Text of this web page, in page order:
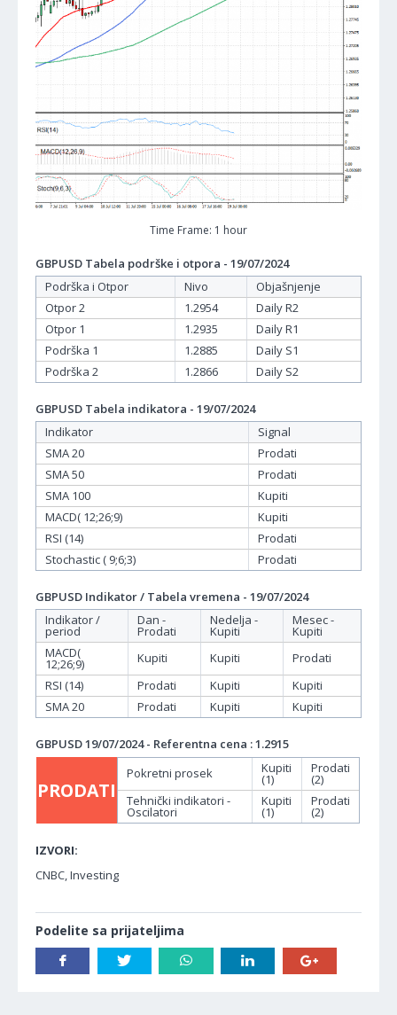
Time Frame: 1 hour
GBPUSD Tabela podrške i otpora - 19/07/2024
Podrška i Otpor
Nivo
Objašnjenje
Otpor 2
1.2954
Daily R2
Otpor 1
1.2935
Daily R1
Podrška 1
1.2885
Daily S1
Podrška 2
1.2866 Daily S2
GBPUSD Tabela indikatora - 19/07/2024
Indikator
Signal
SMA 20
Prodati
SMA 50
Prodati
SMA 100
Kupiti
MACD( 12;26;9)
Kupiti
RSI (14)
Prodati
Stochastic ( 9;6;3)
Prodati
GBPUSD Indikator / Tabela vremena - 19/07/2024
Indikator /
period
Dan -
Prodati
Nedelja -
Kupiti
Mesec -
Kupiti
MACD(
12;26;9) Kupiti Kupiti
Prodati
RSI (14)
Prodati Kupiti
Kupiti
SMA 20
Prodati Kupiti Kupiti
GBPUSD 19/07/2024 - Referentna cena : 1.2915
PRODATI
Pokretni prosek Kupiti
(1)
Prodati
(2)
Tehnički indikatori -
Oscilatori
Kupiti
(1)
Prodati
(2)
IZVORI:
CNBC, Investing
Podelite sa prijateljima